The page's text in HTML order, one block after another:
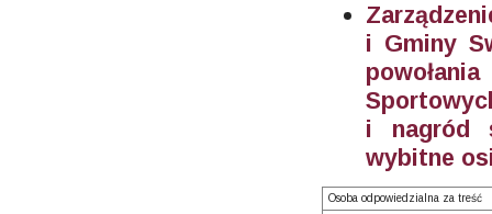
i Gminy
i nagród
wybitne
Osoba odpowiedzialna za treść